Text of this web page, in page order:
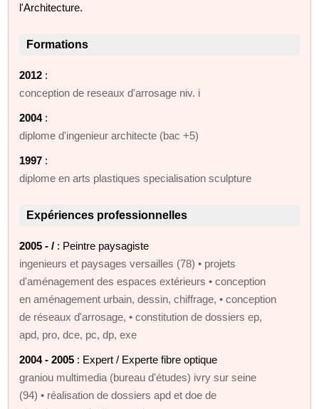
l'Architecture.
Formations
2012 :
conception de reseaux d'arrosage niv. i
2004:
diplome d'ingenieur architecte (bac +5)
1997 :
diplome en arts plastiques specialisation sculpture
Expériences professionnelles
2005 - / : Peintre paysagiste
ingenieurs et paysages versailles (78) • projets
d'aménagement des espaces extérieurs • conception
en aménagement urbain, dessin, chiffrage, • conception
de réseaux d'arrosage, • constitution de dossiers ep,
apd, pro, dce, pc, dp, exe
2004 - 2005 : Expert / Experte fibre optique
graniou multimedia (bureau d'études) ivry sur seine
(94) • réalisation de dossiers apd et doe de